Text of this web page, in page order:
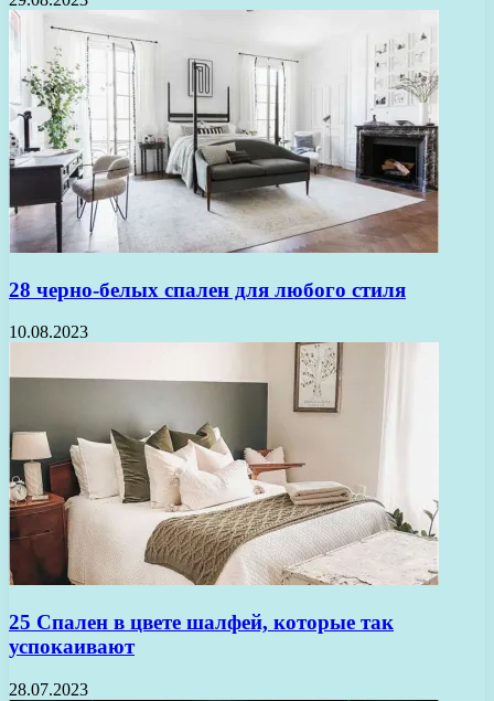
28 черно-белых спален для любого стиля
10.08.2023
25 Спален в цвете шалфей, которые так
успокаивают
28.07.2023